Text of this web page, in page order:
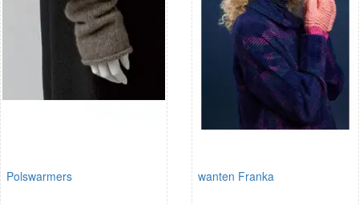
Polswarmers wanten Franka